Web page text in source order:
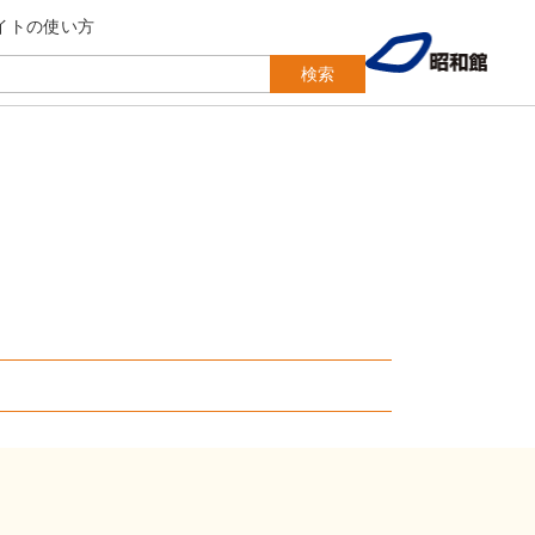
検索
トの使い方